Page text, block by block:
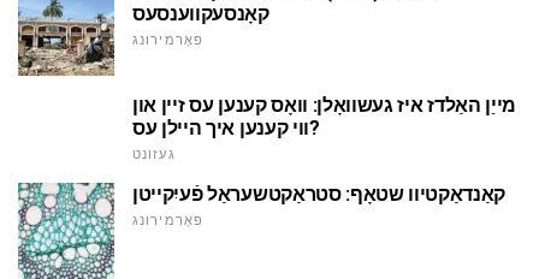
קאָנסעקווענסעס
פאָרמירונג
מייַן האַלדז איז געשוואָלן: וואָס קענען עס זיין און
ווי קענען איך היילן עס?
געזונט
קאַנדאַקטיוו שטאָף: סטראַקטשעראַל פֿעיִקייטן
פאָרמירונג